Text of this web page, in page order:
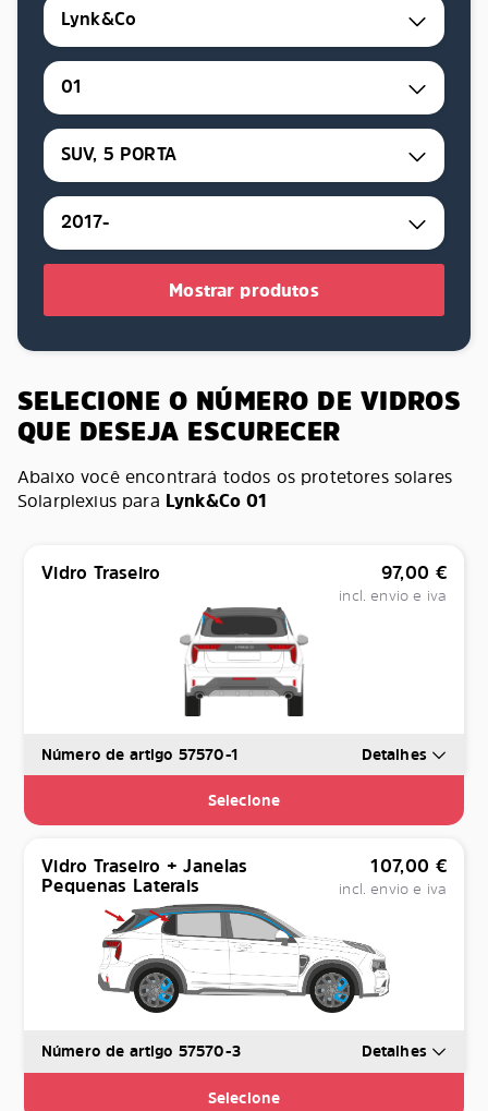
Lynk&Co
01
SUV, 5 PORTA
2017-
Mostrar produtos
SELECIONE O NÚMERO DE VIDROS
QUE DESEJA ESCURECER
Abaixo você encontrará todos os protetores solares
Solarplexius para Lynk&Co 01
Vidro Traseiro 97,00 €
incl. envio e iva
Número de artigo 57570-1 Detalhes
Selecione
Vidro Traseiro + Janelas
Pequenas Laterais
107,00 €
incl. envio e iva
Número de artigo 57570-3 Detalhes
Selecione